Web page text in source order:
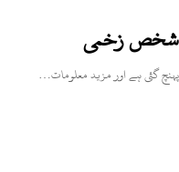
شخص زخمی
پہنچ گئی ہے اور مزید معلومات…